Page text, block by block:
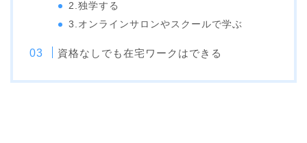
2.独学する
3.オンラインサロンやスクールで学ぶ
資格なしでも在宅ワークはできる